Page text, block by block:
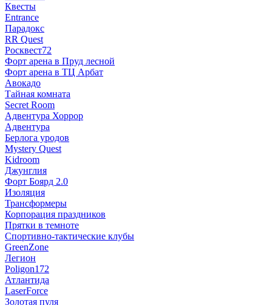
Квесты
Entrance
Парадокс
RR Quest
Росквест72
Форт арена в Пруд лесной
Форт арена в ТЦ Арбат
Авокадо
Тайная комната
Secret Room
Адвентура Хоррор
Адвентура
Берлога уродов
Mystery Quest
Kidroom
Джунглия
Форт Боярд 2.0
Изоляция
Трансформеры
Корпорация праздников
Прятки в темноте
Спортивно-тактические клубы
GreenZone
Легион
Poligon172
Атлантида
LaserForce
Золотая пуля